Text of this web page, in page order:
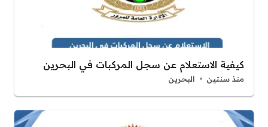
كيفية الاستعلام عن سجل المركبات في البحرين
منذ سنتين البحرين